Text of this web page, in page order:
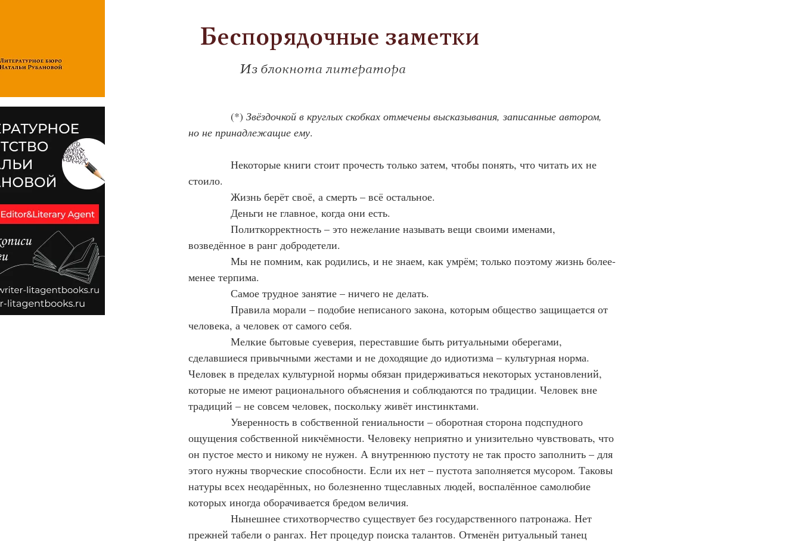
Беспорядочные заметки
Из блокнота литератора
(*) Звёздочкой в круглых скобках отмечены высказывания, записанные автором,
но не принадлежащие ему.
Некоторые книги стоит прочесть только затем, чтобы понять, что читать их не
стоило.
Жизнь берёт своё, а смерть – всё остальное.
Деньги не главное, когда они есть.
Политкорректность – это нежелание называть вещи своими именами,
возведённое в ранг добродетели.
Мы не помним, как родились, и не знаем, как умрём; только поэтому жизнь более-
менее терпима.
Самое трудное занятие – ничего не делать.
Правила морали – подобие неписаного закона, которым общество защищается от
человека, а человек от самого себя.
Мелкие бытовые суеверия, переставшие быть ритуальными оберегами,
сделавшиеся привычными жестами и не доходящие до идиотизма – культурная норма.
Человек в пределах культурной нормы обязан придерживаться некоторых установлений,
которые не имеют рационального объяснения и соблюдаются по традиции. Человек вне
традиций – не совсем человек, поскольку живёт инстинктами.
Уверенность в собственной гениальности – оборотная сторона подспудного
ощущения собственной никчёмности. Человеку неприятно и унизительно чувствовать, что
он пустое место и никому не нужен. А внутреннюю пустоту не так просто заполнить – для
этого нужны творческие способности. Если их нет – пустота заполняется мусором. Таковы
натуры всех неодарённых, но болезненно тщеславных людей, воспалённое самолюбие
которых иногда оборачивается бредом величия.
Нынешнее стихотворчество существует без государственного патронажа. Нет
прежней табели о рангах. Нет процедур поиска талантов. Отменён ритуальный танец